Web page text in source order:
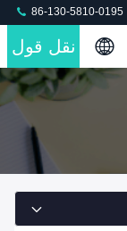
86-130-5810-0195
نقل قول